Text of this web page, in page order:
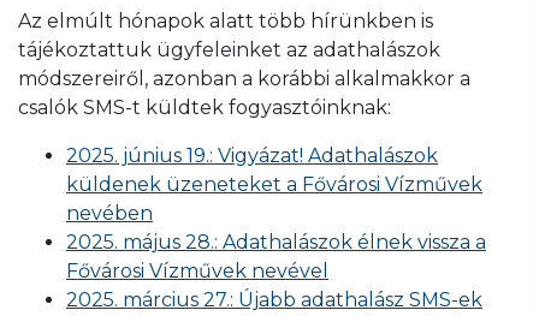
Az elmúlt hónapok alatt több hírünkben is
tájékoztattuk ügyfeleinket az adathalászok
módszereiről, azonban a korábbi alkalmakkor a
csalók SMS-t küldtek fogyasztóinknak:
2025. június 19.: Vigyázat! Adathalászok
küldenek üzeneteket a Fővárosi Vízművek
nevében
2025. május 28.: Adathalászok élnek vissza a
Fővárosi Vízművek nevével
2025. március 27.: Újabb adathalász SMS-ek